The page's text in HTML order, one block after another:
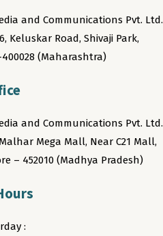
and Communications Pvt. Ltd.
Keluskar Road, Shivaji Park,
(Maharashtra)
and Communications Pvt. Ltd.
Mega Mall, Near C21 Mall,
– 452010 (Madhya Pradesh)
: